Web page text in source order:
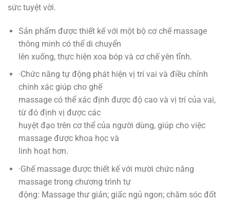
sức tuyệt vời.
Sản phẩm được thiết kế với một bộ cơ chế massage
thông minh có thể di chuyển
lên xuống, thực hiện xoa bóp và cơ chế yên tĩnh.
·Chức năng tự động phát hiện vị trí vai và điều chỉnh
chính xác giúp cho ghế
massage có thể xác định được độ cao và vị trí của vai,
từ đó định vị được các
huyệt đạo trên cơ thể của người dùng, giúp cho việc
massage được khoa học và
linh hoạt hơn.
·Ghế massage được thiết kế với mười chức năng
massage trong chương trình tự
động: Massage thư giản; giấc ngủ ngon; chăm sóc đốt